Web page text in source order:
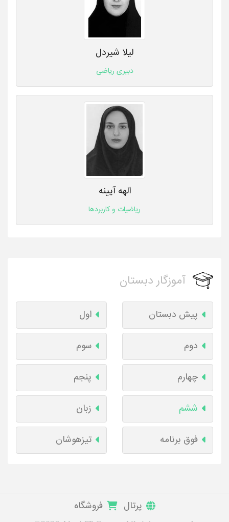
لیلا شیردل
دبیری ریاضی
الهه آیینه
ریاضیات و کاربردها
آموزگار دبستان
پیش دبستان اول
دوم سوم
چهارم پنجم
ششم زبان
فوق برنامه تیزهوشان
پرتال فروشگاه